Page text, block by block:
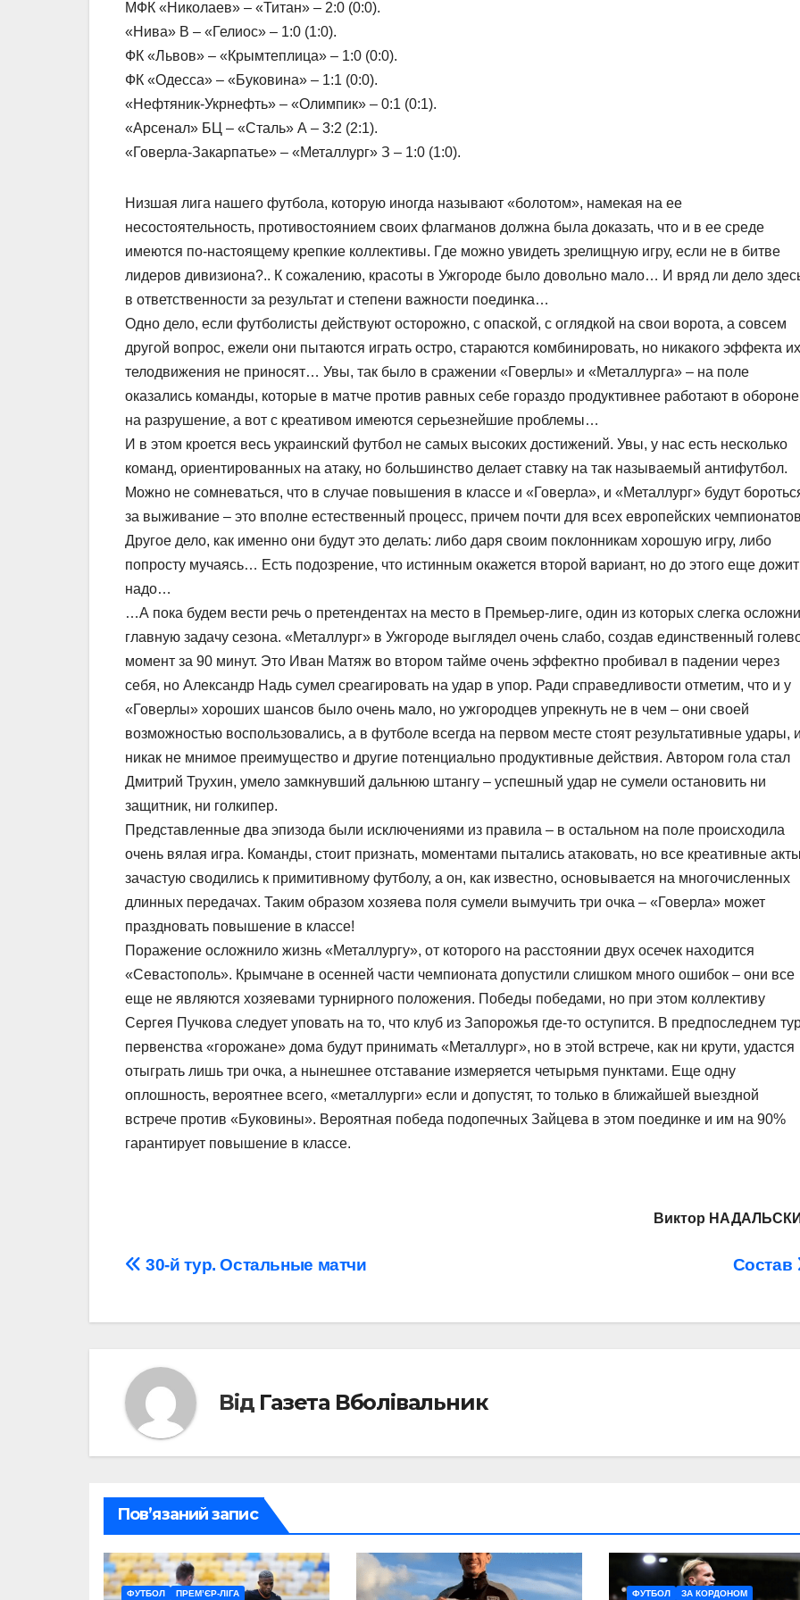
МФК «Николаев» – «Титан» – 2:0 (0:0).
«Нива» В – «Гелиос» – 1:0 (1:0).
ФК «Львов» – «Крымтеплица» – 1:0 (0:0).
ФК «Одесса» – «Буковина» – 1:1 (0:0).
«Нефтяник-Укрнефть» – «Олимпик» – 0:1 (0:1).
«Арсенал» БЦ – «Сталь» А – 3:2 (2:1).
«Говерла-Закарпатье» – «Металлург» З – 1:0 (1:0).
Низшая лига нашего футбола, которую иногда называют «болотом», намекая на ее
несостоятельность, противостоянием своих флагманов должна была доказать, что и в ее среде
имеются по-настоящему крепкие коллективы. Где можно увидеть зрелищную игру, если не в битве
лидеров дивизиона?.. К сожалению, красоты в Ужгороде было довольно мало… И вряд ли дело
в ответственности за результат и степени важности поединка…
Одно дело, если футболисты действуют осторожно, с опаской, с оглядкой на свои ворота, а совсем
другой вопрос, ежели они пытаются играть остро, стараются комбинировать, но никакого эффекта их
телодвижения не приносят… Увы, так было в сражении «Говерлы» и «Металлурга» – на поле
оказались команды, которые в матче против равных себе гораздо продуктивнее работают в
на разрушение, а вот с креативом имеются серьезнейшие проблемы…
И в этом кроется весь украинский футбол не самых высоких достижений. Увы, у нас есть несколько
команд, ориентированных на атаку, но большинство делает ставку на так называемый антифутбол.
Можно не сомневаться, что в случае повышения в классе и «Говерла», и «Металлург» будут
за выживание – это вполне естественный процесс, причем почти для всех европейских
Другое дело, как именно они будут это делать: либо даря своим поклонникам хорошую игру, либо
попросту мучаясь… Есть подозрение, что истинным окажется второй вариант, но до этого еще
надо…
…А пока будем вести речь о претендентах на место в Премьер-лиге, один из которых слегка
главную задачу сезона. «Металлург» в Ужгороде выглядел очень слабо, создав единственный
момент за 90 минут. Это Иван Матяж во втором тайме очень эффектно пробивал в падении через
себя, но Александр Надь сумел среагировать на удар в упор. Ради справедливости отметим, что и у
«Говерлы» хороших шансов было очень мало, но ужгородцев упрекнуть не в чем – они своей
возможностью воспользовались, а в футболе всегда на первом месте стоят результативные удары,
никак не мнимое преимущество и другие потенциально продуктивные действия. Автором гола стал
Дмитрий Трухин, умело замкнувший дальнюю штангу – успешный удар не сумели остановить ни
защитник, ни голкипер.
Представленные два эпизода были исключениями из правила – в остальном на поле происходила
очень вялая игра. Команды, стоит признать, моментами пытались атаковать, но все креативные
зачастую сводились к примитивному футболу, а он, как известно, основывается на многочисленных
длинных передачах. Таким образом хозяева поля сумели вымучить три очка – «Говерла» может
праздновать повышение в классе!
Поражение осложнило жизнь «Металлургу», от которого на расстоянии двух осечек находится
«Севастополь». Крымчане в осенней части чемпионата допустили слишком много ошибок – они все
еще не являются хозяевами турнирного положения. Победы победами, но при этом коллективу
Сергея Пучкова следует уповать на то, что клуб из Запорожья где-то оступится. В предпоследнем
первенства «горожане» дома будут принимать «Металлург», но в этой встрече, как ни крути, удастся
отыграть лишь три очка, а нынешнее отставание измеряется четырьмя пунктами. Еще одну
оплошность, вероятнее всего, «металлурги» если и допустят, то только в ближайшей выездной
встрече против «Буковины». Вероятная победа подопечных Зайцева в этом поединке и им на 90%
гарантирует повышение в классе.
Виктор
Навігація
Состав
30-й тур. Остальные матчи
Від Газета Вболівальник
Пов’язаний запис
ФУТБОЛ ПРЕМ’ЄР-ЛІГА ФУТБОЛ ЗА КОРДОНОМ